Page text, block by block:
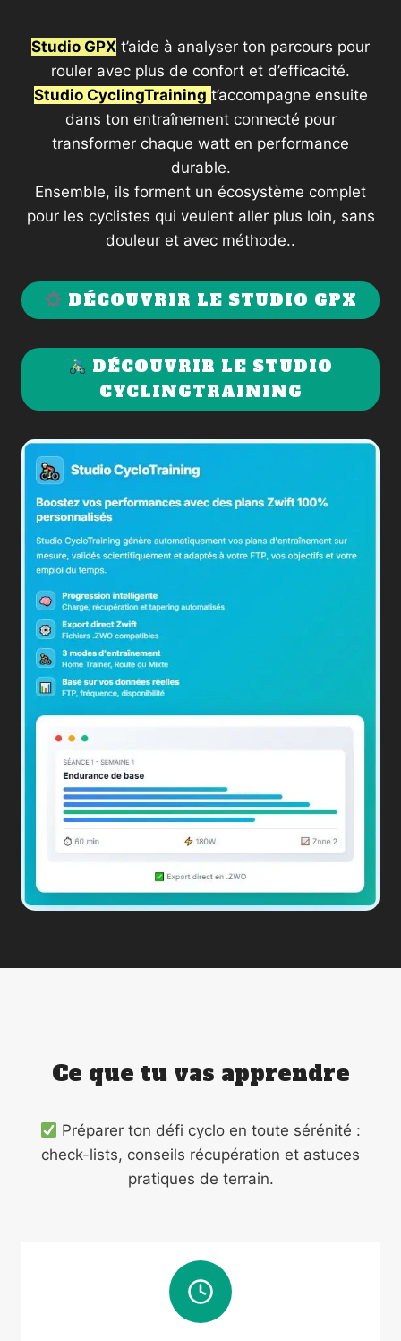
Studio GPX t’aide à analyser ton parcours pour
rouler avec plus de confort et d’efficacité.
Studio CyclingTraining t’accompagne ensuite
dans ton entraînement connecté pour
transformer chaque watt en performance
durable.
Ensemble, ils forment un écosystème complet
pour les cyclistes qui veulent aller plus loin, sans
douleur et avec méthode..
DÉCOUVRIR LE STUDIO GPX
DÉCOUVRIR LE STUDIO
CYCLINGTRAINING
Ce que tu vas apprendre
Préparer ton défi cyclo en toute sérénité :
check-lists, conseils récupération et astuces
pratiques de terrain.